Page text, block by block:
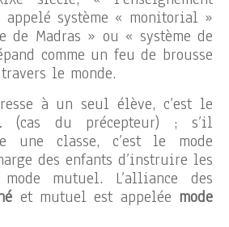
système « monitorial »
de Madras » ou « système de
comme un feu de brousse
le monde.
à un seul élève, c’est le
(cas du précepteur) ; s’il
une classe, c’est le mode
des enfants d’instruire les
mutuel. L’alliance des
et mutuel est appelée mode